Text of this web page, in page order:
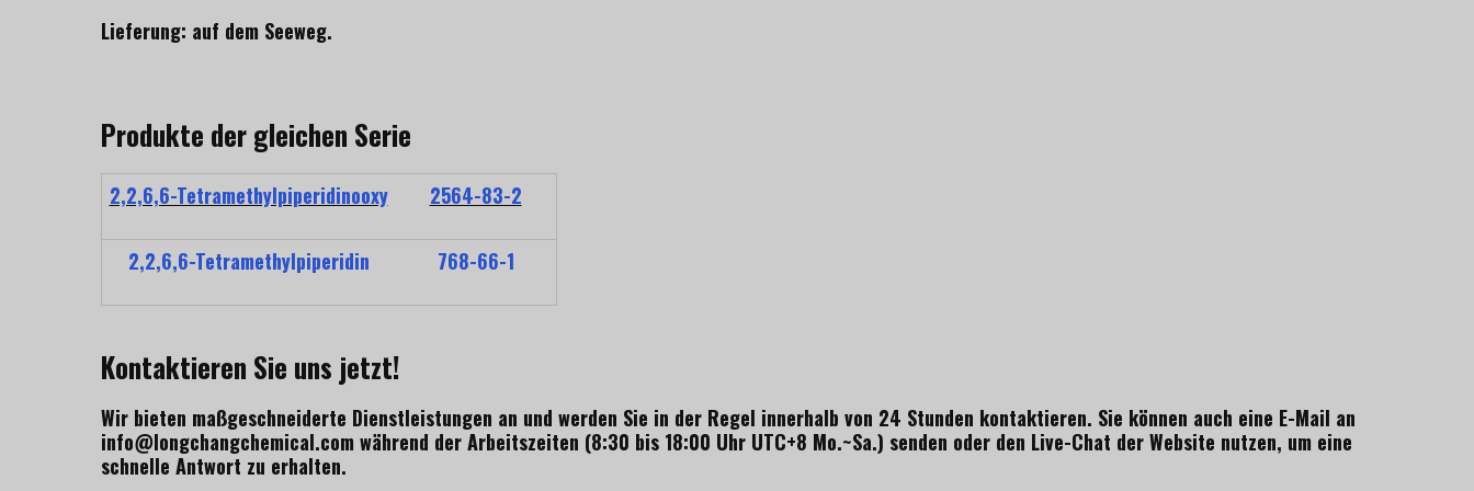
Lieferung: auf dem Seeweg.
Produkte der gleichen Serie
2,2,6,6-Tetramethylpiperidinooxy 2564-83-2
2,2,6,6-Tetramethylpiperidin 768-66-1
Kontaktieren Sie uns jetzt!
Wir bieten maßgeschneiderte Dienstleistungen an und werden Sie in der Regel innerhalb von 24 Stunden kontaktieren. Sie können auch eine E-Mail an
info@longchangchemical.com während der Arbeitszeiten (8:30 bis 18:00 Uhr UTC+8 Mo.~Sa.) senden oder den Live-Chat der Website nutzen, um eine
schnelle Antwort zu erhalten.